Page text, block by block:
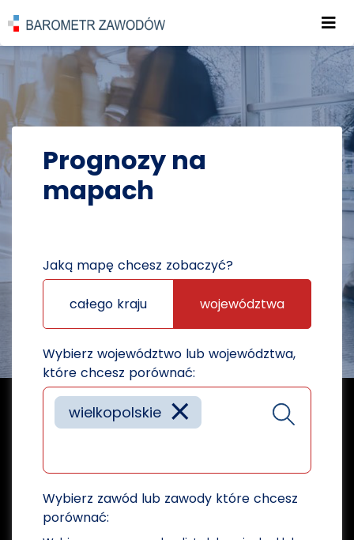
POWRÓT DO STRONY GŁÓWNEJ
PROGNOZY PROGNOZY NA MAPACH
Prognozy na
mapach
Jaką mapę chcesz zobaczyć?
całego kraju województwa
Wybierz województwo lub województwa,
które chcesz porównać:
×
wielkopolskie
Wybierz zawód lub zawody które chcesz
porównać: